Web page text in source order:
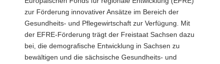
zur Förderung innovativer Ansätze im Bereich der
Gesundheits- und Pflegewirtschaft zur Verfügung. Mit
der EFRE-Förderung trägt der Freistaat Sachsen dazu
bei, die demografische Entwicklung in Sachsen zu
bewältigen und die sächsische Gesundheits- und